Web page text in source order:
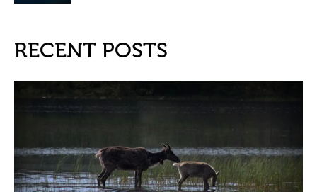
RECENT POSTS